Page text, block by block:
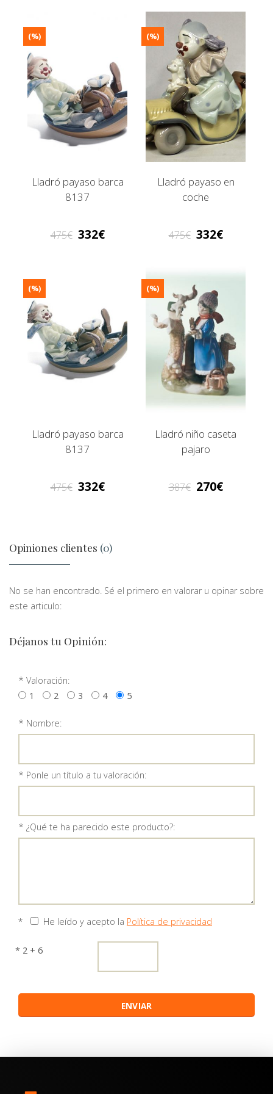
Lladró payaso barca
8137
(%)
475 332
Lladró payaso en
coche
(%)
475 332
Lladró payaso barca
8137
(%)
475 332
Lladró niño caseta
pajaro
(%)
387 270
Opiniones clientes (0)
No se han encontrado. Sé el primero en valorar u opinar sobre
este articulo:
Déjanos tu Opinión:
* Valoración:
1
2 3 4 5
* Nombre:
* Ponle un título a tu valoración:
* ¿Qué te ha parecido este producto?:
* He leído y acepto la Política de privacidad
* 2 + 6